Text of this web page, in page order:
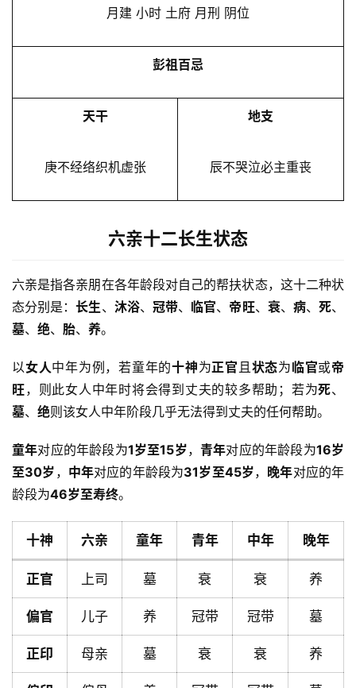
首
页
月建 小时 土府 月刑 阴位
彭祖百忌
天干
庚不经络织机虚张
地支
辰不哭泣必主重丧
六亲十二长生状态
六亲是指各亲朋在各年龄段对自己的帮扶状态，这十二种状
态分别是：长生、 沐浴、 冠带、 临官、 帝旺、 衰、 病、死、
墓、 绝、 胎、 养。
以女人中年为例，若童年的十神为正官且状态为临官或帝
旺，则此女人中年时将会得到丈夫的较多帮助；若为死、
墓、 绝则该女人中年阶段几乎无法得到丈夫的任何帮助。
童年对应的年龄段为1岁至15岁，青年对应的年龄段为16岁
至30岁 ， 中年对应的年龄段为31岁至45岁， 晚年对应的年
龄段为46岁至寿终。
十神 六亲 童年 青年 中年 晚年
正官 上司 墓 衰 衰 养
偏官 儿子 养 冠带 冠带 墓
正印 母亲 墓 衰 衰 养